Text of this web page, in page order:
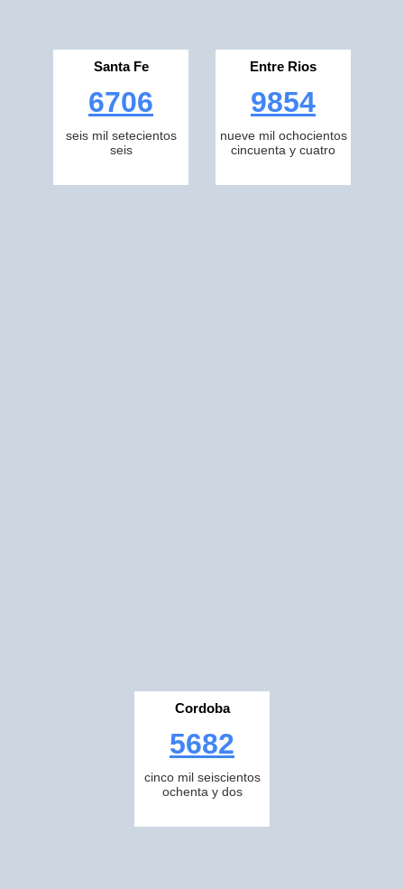
Santa Fe
6706
seis mil setecientos
seis
Entre Rios
9854
nueve mil ochocientos
cincuenta y cuatro
Cordoba
5682
cinco mil seiscientos
ochenta y dos